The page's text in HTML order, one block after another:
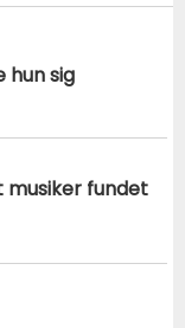
hun sig
musiker fundet